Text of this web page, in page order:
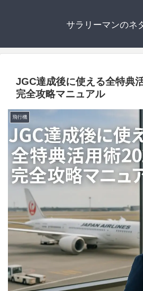
サラリーマンのネ
JGC達成後に使える全特典
完全攻略マニュアル
飛行機